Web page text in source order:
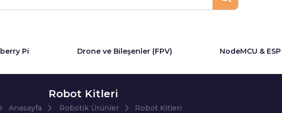
Pi Drone ve Bileşenler (FPV) NodeMCU & ESP
Robot Kitleri
Anasayfa Robotik Ürünler Robot Kitleri